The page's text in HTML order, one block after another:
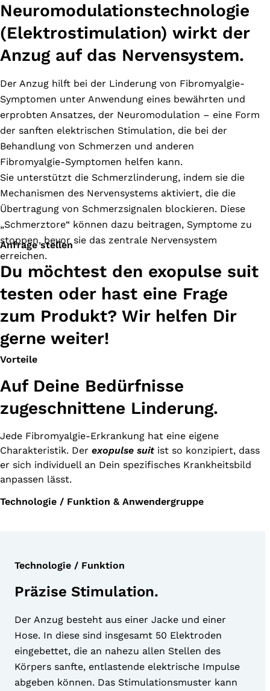
Neuromodulationstechnologie
(Elektrostimulation) wirkt der
Anzug auf das Nervensystem.
Der Anzug hilft bei der Linderung von Fibromyalgie-
Symptomen unter Anwendung eines bewährten und
erprobten Ansatzes, der Neuromodulation – eine Form
der sanften elektrischen Stimulation, die bei der
Behandlung von Schmerzen und anderen
Fibromyalgie-Symptomen helfen kann.
Sie unterstützt die Schmerzlinderung, indem sie die
Mechanismen des Nervensystems aktiviert, die die
Übertragung von Schmerzsignalen blockieren. Diese
„Schmerztore“ können dazu beitragen, Symptome zu
stoppen, bevor sie das zentrale Nervensystem
erreichen.
Anfrage stellen
Du möchtest den exopulse suit
testen oder hast eine Frage
zum Produkt? Wir helfen Dir
gerne weiter!
Vorteile
Auf Deine Bedürfnisse
zugeschnittene Linderung.
Jede Fibromyalgie-Erkrankung hat eine eigene
Charakteristik. Der exopulse suit ist so konzipiert, dass
er sich individuell an Dein spezifisches Krankheitsbild
anpassen lässt.
Technologie / Funktion & Anwendergruppe
Technologie / Funktion
Präzise Stimulation.
Der Anzug besteht aus einer Jacke und einer
Hose. In diese sind insgesamt 50 Elektroden
eingebettet, die an nahezu allen Stellen des
Körpers sanfte, entlastende elektrische Impulse
abgeben können. Das Stimulationsmuster kann